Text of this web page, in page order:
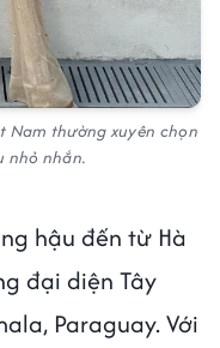
Nam thường xuyên chọn
nhỏ nhắn.
hậu đến từ Hà
đại diện Tây
Paraguay. Với